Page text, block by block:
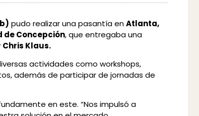
pudo realizar una pasantía enAtlanta,
de Concepción, que entregaba una
Chris Klaus.
actividades como workshops,
además de participar de jornadas de
en este. “Nos impulsó a